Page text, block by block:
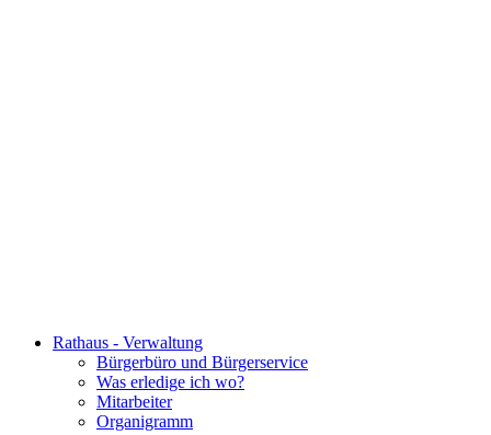
Rathaus - Verwaltung
Bürgerbüro und Bürgerservice
Was erledige ich wo?
Mitarbeiter
Organigramm